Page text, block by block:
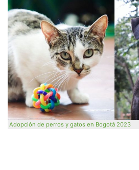
Adopción de perros y gatos en Bogotá 2023